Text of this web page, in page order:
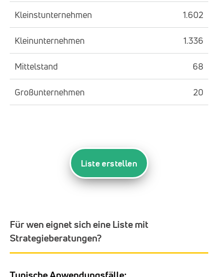
Kleinstunternehmen 1.602
Kleinunternehmen 1.336
Mittelstand 68
Großunternehmen 20
Liste erstellen
Für wen eignet sich eine Liste mit
Strategieberatungen?